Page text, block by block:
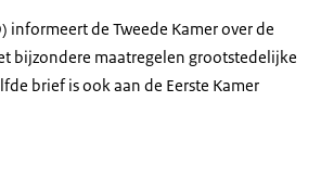
informeert de Tweede Kamer over de
bijzondere maatregelen grootstedelijke
brief is ook aan de Eerste Kamer